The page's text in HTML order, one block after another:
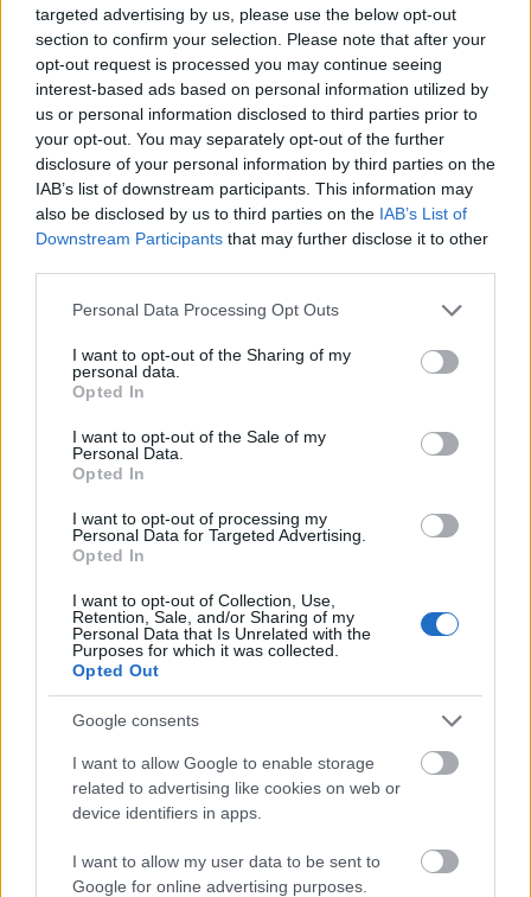
targeted advertising by us, please use the below opt-out
section to confirm your selection. Please note that after your
opt-out request is processed you may continue seeing
interest-based ads based on personal information utilized by
us or personal information disclosed to third parties prior to
your opt-out. You may separately opt-out of the further
disclosure of your personal information by third parties on the
IAB’s list of downstream participants. This information may
also be disclosed by us to third parties on the IAB’s List of
Downstream Participants that may further disclose it to other
Please note that this website/app uses one or more Google
not limited to your visit or usage behaviour. You may click to
grant or deny consent to Google and its third-party tags to
use your data for below specified purposes in below Google
consent section.
Personal Data Processing Opt Outs
I want to opt-out of the Sharing of my
personal data.
Opted In
I want to opt-out of the Sale of my
Personal Data.
Opted In
I want to opt-out of processing my
Personal Data for Targeted Advertising.
Opted In
I want to opt-out of Collection, Use,
Retention, Sale, and/or Sharing of my
Personal Data that Is Unrelated with the
Purposes for which it was collected.
Opted Out
Google consents
I want to allow Google to enable storage
related to advertising like cookies on web or
device identifiers in apps.
I want to allow my user data to be sent to
Google for online advertising purposes.
Az igazi országimázs: mostantól Borsi
Flóra inspirálja a világ dizájnereit
Szólj hozzá!
A hozzászóláshoz be kell lépned!
Dave_bloghu
13 éve
ne beszéljünk augmented reality-ről, mert a
hozzáadott információt projektálni. Bár a google ezt
sugallja. A szemed sarkában lesz a fix vetítési
négyzet. Nem lesz forgalomra vetített útvonal, meg
ilyenek. Ez egyelőre csak egy érdekes, bár pl.
vezetéshez tényleg jól használható ötlet. Pl.